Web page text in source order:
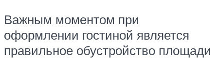
Важным моментом при
оформлении гостиной является
правильное обустройство площади